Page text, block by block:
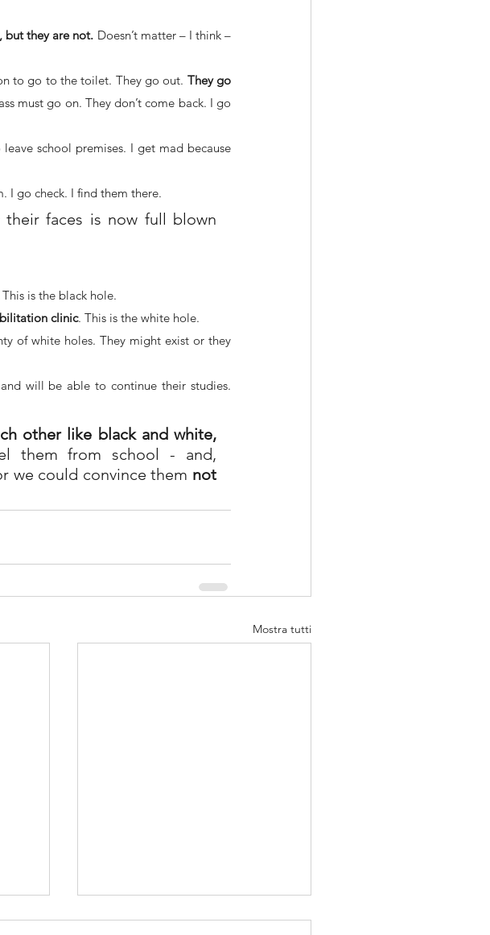
but they are not. Doesn’t matter – I think –
to go to the toilet. They go out. They go
must go on. They don’t come back. I go
school premises. I get mad because
I go check. I find them there.
their faces is now full blown
is the black hole.
clinic. This is the white hole.
of white holes. They might exist or they
will be able to continue their studies.
other like black and white,
them from school - and,
we could convince them not
Mostra tutti